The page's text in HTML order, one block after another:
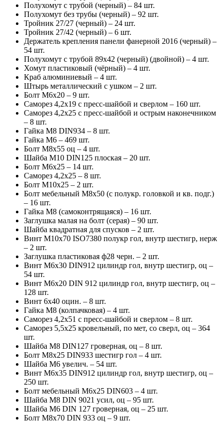
Полухомут с трубой (черный) – 84 шт.
Полухомут без трубы (черный) – 92 шт.
Тройник 27/27 (черный) – 24 шт.
Тройник 27/42 (черный) – 6 шт.
Держатель крепления панели фанерной 2016 (черный) –
54 шт.
Полухомут с трубой 89х42 (черный) (двойной) – 4 шт.
Хомут пластиковый (чёрный) – 4 шт.
Краб алюминиевый – 4 шт.
Штырь металлический с ушком – 2 шт.
Болт М6х20 – 9 шт.
Саморез 4,2х19 с пресс-шайбой и сверлом – 160 шт.
Саморез 4,2х25 с пресс-шайбой и острым наконечником
– 8 шт.
Гайка М8 DIN934 – 8 шт.
Гайка М6 – 469 шт.
Болт М8х55 оц – 4 шт.
Шайба М10 DIN125 плоская – 20 шт.
Болт М6х25 – 14 шт.
Саморез 4,2х25 – 8 шт.
Болт М10х25 – 2 шт.
Болт мебельный М8х50 (с полукр. головкой и кв. подг.)
– 16 шт.
Гайка М8 (самоконтрящаяся) – 16 шт.
Заглушка малая на болт (серая) – 90 шт.
Шайба квадратная для спусков – 2 шт.
Винт М10х70 ISO7380 полукр гол, внутр шестигр, нерж
– 2 шт.
Заглушка пластиковая ф28 черн. – 2 шт.
Винт М6х30 DIN912 цилиндр гол, внутр шестигр, оц –
54 шт.
Винт М6х20 DIN 912 цилиндр гол, внутр шестигр, оц –
128 шт.
Винт 6х40 оцин. – 8 шт.
Гайка М8 (колпачковая) – 4 шт.
Саморез 4,2х51 с пресс-шайбой и сверлом – 8 шт.
Саморез 5,5х25 кровельный, по мет, со сверл, оц – 364
шт.
Шайба М8 DIN127 гроверная, оц – 8 шт.
Болт М8х25 DIN933 шестигр гол – 4 шт.
Шайба М6 увелич. – 54 шт.
Винт М6х35 DIN912 цилиндр гол, внутр шестигр, оц –
250 шт.
Болт мебельный М6х25 DIN603 – 4 шт.
Шайба М8 DIN 9021 усил, оц – 95 шт.
Шайба М6 DIN 127 гроверная, оц – 25 шт.
Болт М8х70 DIN 933 оц – 9 шт.